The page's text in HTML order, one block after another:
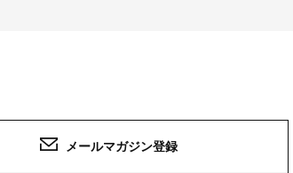
メールマガジン登録